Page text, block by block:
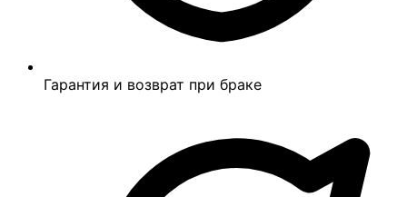
Гарантия и возврат при браке